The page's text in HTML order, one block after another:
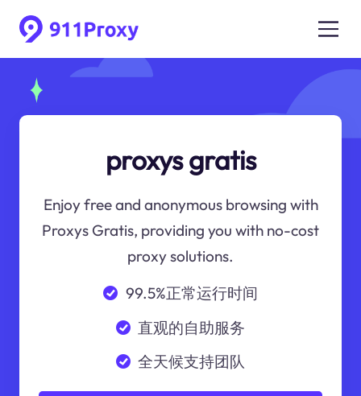
proxys gratis
Enjoy free and anonymous browsing with
Proxys Gratis, providing you with no-cost
proxy solutions.
99.5%正常运行时间
直观的自助服务
全天候支持团队